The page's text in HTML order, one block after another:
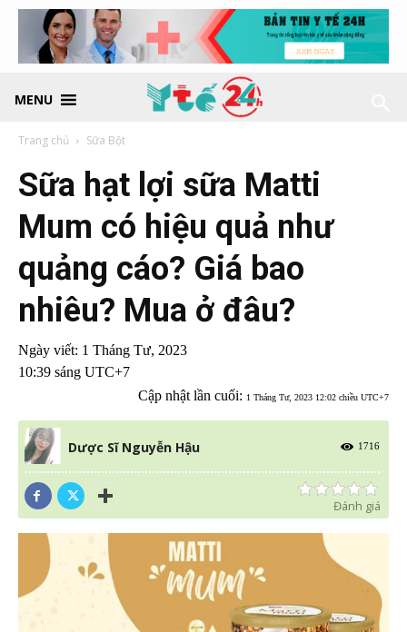
MENU
Trang chủ Sữa Bột
Sữa hạt lợi sữa Matti
Mum có hiệu quả như
quảng cáo? Giá bao
nhiêu? Mua ở đâu?
Ngày viết: 1 Tháng Tư, 2023
10:39 sáng UTC+7
Cập nhật lần cuối: 1 Tháng Tư, 2023 12:02 chiều UTC+7
Dược Sĩ Nguyễn Hậu 1716
Đánh giá